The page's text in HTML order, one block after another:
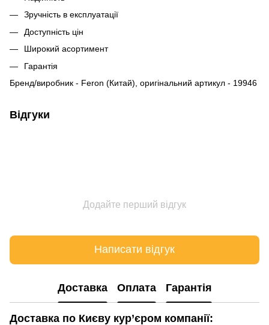
Зручність в експлуатації
Доступність цін
Широкий асортимент
Гарантія
Бренд/виробник - Feron (Китай), оригінальний артикул - 19946
Відгуки
Додайте перший відгук
Написати відгук
Доставка Оплата Гарантія
Доставка по Києву кур’єром компанії: